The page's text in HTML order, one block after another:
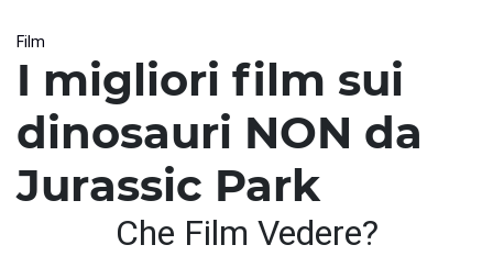
Film
I migliori film sui
dinosauri NON da
Jurassic Park
Che Film Vedere?